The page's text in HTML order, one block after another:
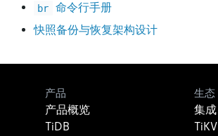
br
命令行手册
快照备份与恢复架构设计
产品
产品概览
TiDB
生态
集成
TiKV